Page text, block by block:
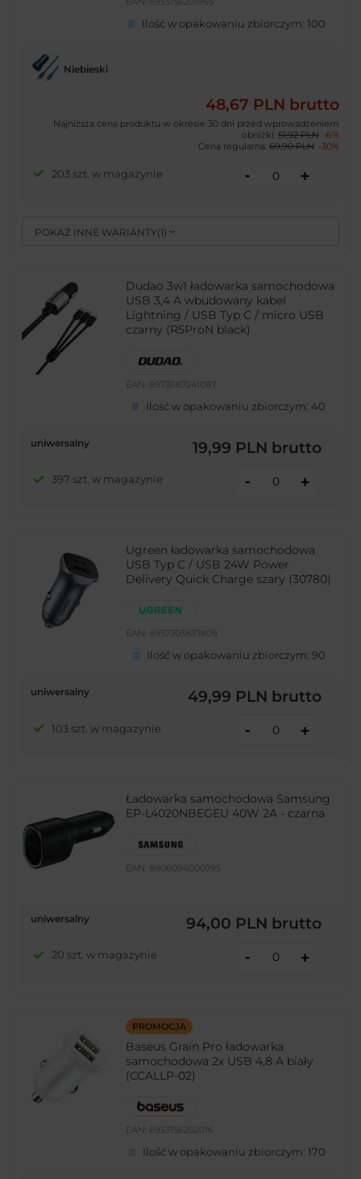
Ilość w opakowaniu zbiorczym:100
POKAŻ INNE WARIANTY( 1)
Niebieski
48,67 PLN brutto
Najniższa cena produktu w okresie 30 dni przed wprowadzeniem
obniżki: 51,92 PLN -6%
Cena regularna: 69,90 PLN -30%
203 szt. w magazynie - +
Dudao 3w1 ładowarka samochodowa
USB 3,4 A wbudowany kabel
Lightning / USB Typ C / micro USB
czarny (R5ProN black)
EAN: 6973687241087
Ilość w opakowaniu zbiorczym: 40
uniwersalny 19,99 PLN brutto
397 szt. w magazynie - +
Ugreen ładowarka samochodowa
USB Typ C / USB 24W Power
Delivery Quick Charge szary (30780)
EAN: 6957303837809
Ilość w opakowaniu zbiorczym:90
uniwersalny 49,99 PLN brutto
103 szt. w magazynie - +
Ładowarka samochodowa Samsung
EP-L4020NBEGEU 40W 2A - czarna
EAN: 8806094000795
uniwersalny 94,00 PLN brutto
20 szt. w magazynie - +
PROMOCJA
Baseus Grain Pro ładowarka
samochodowa 2x USB 4,8 A biały
(CCALLP-02)
EAN: 6953156202016
Ilość w opakowaniu zbiorczym:170